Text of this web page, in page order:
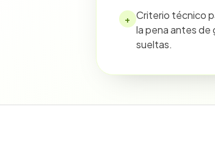
+ Criterio técnico
la pena antes de
sueltas.